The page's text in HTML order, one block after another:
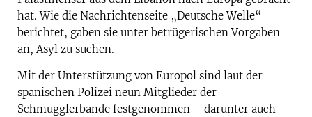
hat. Wie die Nachrichtenseite „Deutsche Welle“
berichtet, gaben sie unter betrügerischen Vorgaben
an, Asyl zu suchen.
Mit der Unterstützung von Europol sind laut der
spanischen Polizei neun Mitglieder der
Schmugglerbande festgenommen – darunter auch